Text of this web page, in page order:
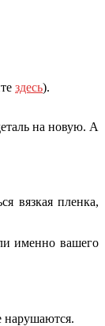
здесь).
на новую. А
вязкая пленка,
именно вашего
нарушаются.